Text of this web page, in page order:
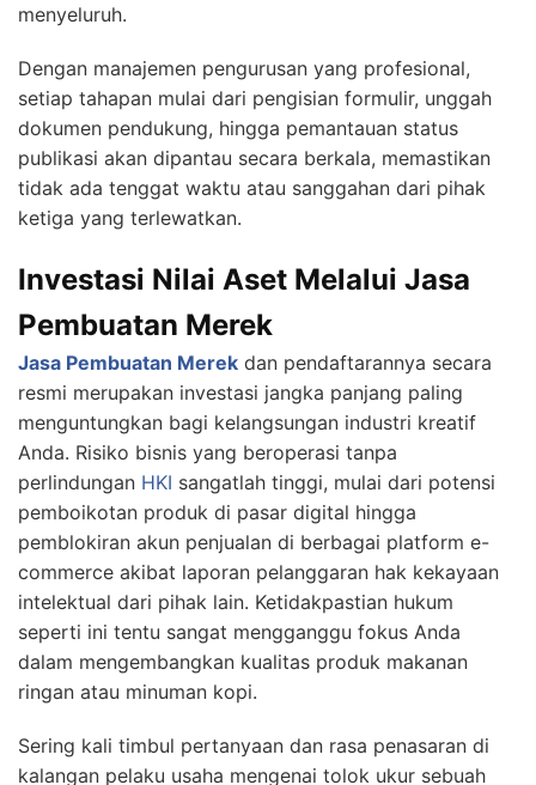
menyeluruh.
Dengan manajemen pengurusan yang profesional,
setiap tahapan mulai dari pengisian formulir, unggah
dokumen pendukung, hingga pemantauan status
publikasi akan dipantau secara berkala, memastikan
tidak ada tenggat waktu atau sanggahan dari pihak
ketiga yang terlewatkan.
Investasi Nilai Aset Melalui Jasa
Pembuatan Merek
Jasa Pembuatan Merek dan pendaftarannya secara
resmi merupakan investasi jangka panjang paling
menguntungkan bagi kelangsungan industri kreatif
Anda. Risiko bisnis yang beroperasi tanpa
perlindungan HKI sangatlah tinggi, mulai dari potensi
pemboikotan produk di pasar digital hingga
pemblokiran akun penjualan di berbagai platform e-
commerce akibat laporan pelanggaran hak kekayaan
intelektual dari pihak lain. Ketidakpastian hukum
seperti ini tentu sangat mengganggu fokus Anda
dalam mengembangkan kualitas produk makanan
ringan atau minuman kopi.
Sering kali timbul pertanyaan dan rasa penasaran di
kalangan pelaku usaha mengenai tolok ukur sebuah